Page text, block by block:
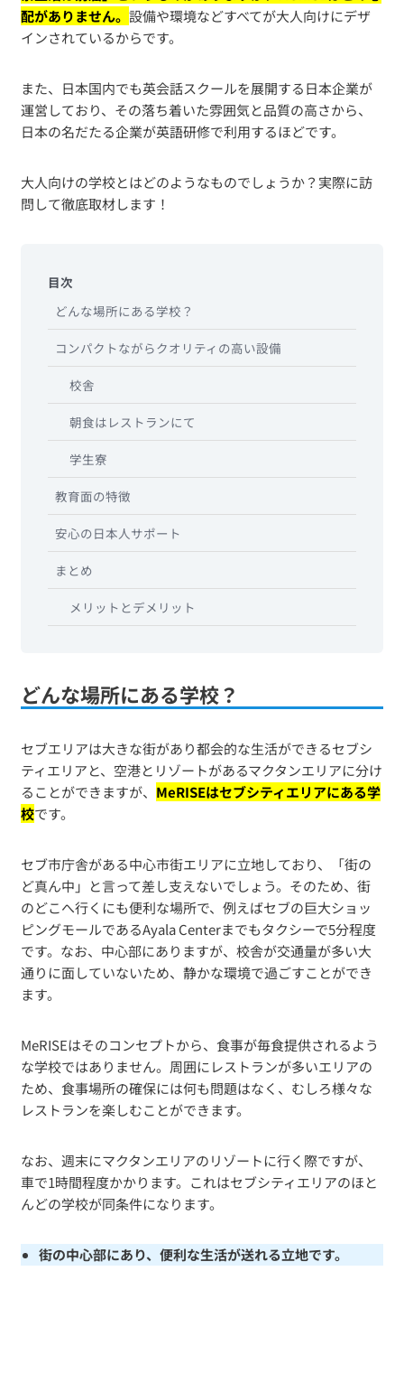
配がありません。設備や環境などすべてが大人向けにデザ
インされているからです。
また、日本国内でも英会話スクールを展開する日本企業が
運営しており、その落ち着いた雰囲気と品質の高さから、
日本の名だたる企業が英語研修で利用するほどです。
大人向けの学校とはどのようなものでしょうか？実際に訪
問して徹底取材します！
目次
どんな場所にある学校？
コンパクトながらクオリティの高い設備
校舎
朝食はレストランにて
学生寮
教育面の特徴
安心の日本人サポート
まとめ
メリットとデメリット
どんな場所にある学校？
セブエリアは大きな街があり都会的な生活ができるセブシ
ティエリアと、空港とリゾートがあるマクタンエリアに分け
ることができますが、 MeRISEはセブシティエリアにある学
校です。
セブ市庁舎がある中心市街エリアに立地しており、「街の
ど真ん中」と言って差し支えないでしょう。そのため、街
のどこへ行くにも便利な場所で、例えばセブの巨大ショッ
ピングモールであるAyala Centerまでもタクシーで5分程度
です。なお、中心部にありますが、校舎が交通量が多い大
通りに面していないため、静かな環境で過ごすことができ
ます。
MeRISEはそのコンセプトから、食事が毎食提供されるよう
な学校ではありません。周囲にレストランが多いエリアの
ため、食事場所の確保には何も問題はなく、むしろ様々な
レストランを楽しむことができます。
なお、週末にマクタンエリアのリゾートに行く際ですが、
車で1時間程度かかります。これはセブシティエリアのほと
んどの学校が同条件になります。
街の中心部にあり、便利な生活が送れる立地です。